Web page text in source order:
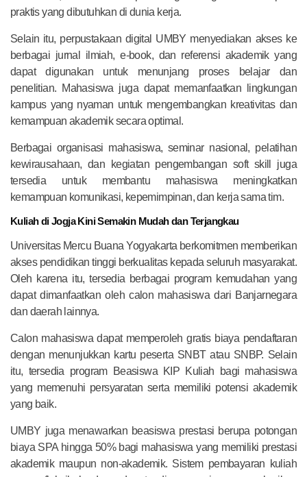
praktis yang dibutuhkan di dunia kerja.
Selain itu, perpustakaan digital UMBY menyediakan akses ke
berbagai jurnal ilmiah, e-book, dan referensi akademik yang
dapat digunakan untuk menunjang proses belajar dan
penelitian. Mahasiswa juga dapat memanfaatkan lingkungan
kampus yang nyaman untuk mengembangkan kreativitas dan
kemampuan akademik secara optimal.
Berbagai organisasi mahasiswa, seminar nasional, pelatihan
kewirausahaan, dan kegiatan pengembangan soft skill juga
tersedia untuk membantu mahasiswa meningkatkan
kemampuan komunikasi, kepemimpinan, dan kerja sama tim.
Kuliah di Jogja Kini Semakin Mudah dan Terjangkau
Universitas Mercu Buana Yogyakarta berkomitmen memberikan
akses pendidikan tinggi berkualitas kepada seluruh masyarakat.
Oleh karena itu, tersedia berbagai program kemudahan yang
dapat dimanfaatkan oleh calon mahasiswa dari Banjarnegara
dan daerah lainnya.
Calon mahasiswa dapat memperoleh gratis biaya pendaftaran
dengan menunjukkan kartu peserta SNBT atau SNBP. Selain
itu, tersedia program Beasiswa KIP Kuliah bagi mahasiswa
yang memenuhi persyaratan serta memiliki potensi akademik
yang baik.
UMBY juga menawarkan beasiswa prestasi berupa potongan
biaya SPA hingga 50% bagi mahasiswa yang memiliki prestasi
akademik maupun non-akademik. Sistem pembayaran kuliah